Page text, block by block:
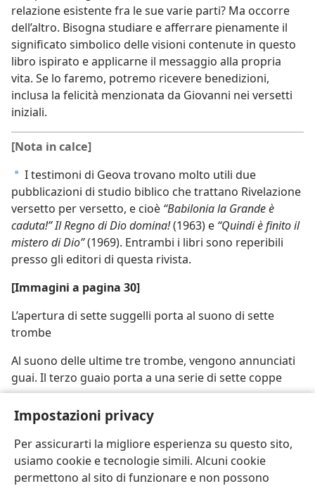
Impostazioni privacy
Per assicurarti la migliore esperienza su questo sito,
usiamo cookie e tecnologie simili. Alcuni cookie
permettono al sito di funzionare e non possono
relazione esistente fra le sue varie parti? Ma occorre
dell’altro. Bisogna studiare e afferrare pienamente il
significato simbolico delle visioni contenute in questo
libro ispirato e applicarne il messaggio alla propria
vita. Se lo faremo, potremo ricevere benedizioni,
inclusa la felicità menzionata da Giovanni nei versetti
iniziali.
[Nota in calce]
a I testimoni di Geova trovano molto utili due
pubblicazioni di studio biblico che trattano Rivelazione
versetto per versetto, e cioè “Babilonia la Grande è
caduta!” Il Regno di Dio domina!(1963) e “Quindi è finito il
mistero di Dio”(1969). Entrambi i libri sono reperibili
presso gli editori di questa rivista.
[Immagini a pagina 30]
L’apertura di sette suggelli porta al suono di sette
trombe
Al suono delle ultime tre trombe, vengono annunciati
guai. Il terzo guaio porta a una serie di sette coppe
piaghe sulla terra